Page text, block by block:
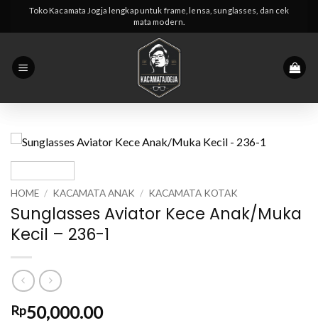
Toko Kacamata Jogja lengkap untuk frame, lensa, sunglasses, dan cek
mata modern.
HOME / KACAMATA ANAK / KACAMATA KOTAK
Sunglasses Aviator Kece Anak/Muka
Kecil – 236-1
Rp50,000.00